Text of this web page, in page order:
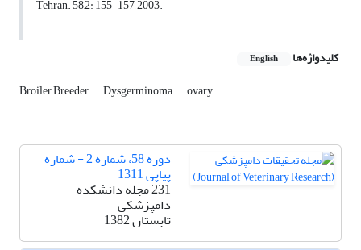
Tehran. 58,2: 155-157, 2003.
کلیدواژه‌ها English
Broiler Breeder Dysgerminoma ovary
دوره 58، شماره 2 - شماره
پیاپی 1311
231 مجله دانشکده
دامپزشکی
تابستان 1382